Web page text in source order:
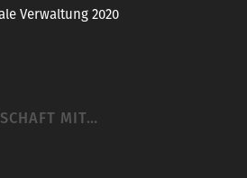
MIT…